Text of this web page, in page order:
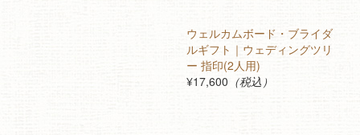
ウェルカムボード・ブライダ
ルギフト｜ウェディングツリ
ー 指印(2人用)
¥17,600 （税込）